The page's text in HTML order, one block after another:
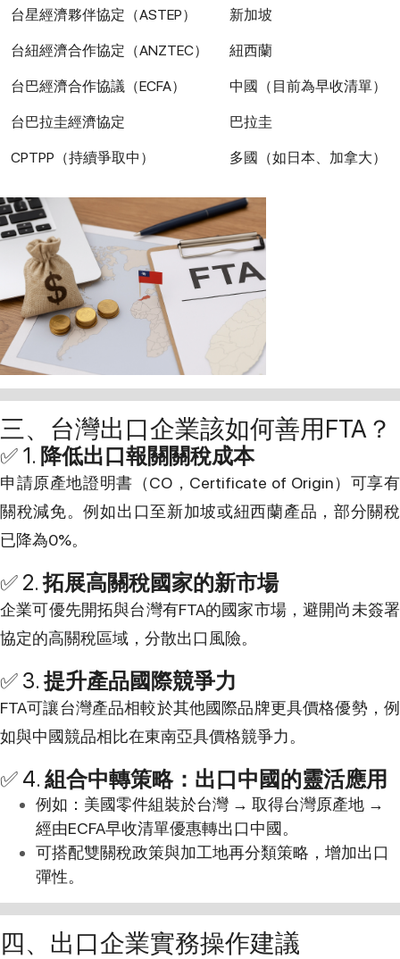
台星經濟夥伴協定（ASTEP） 新加坡
台紐經濟合作協定（ANZTEC） 紐西蘭
台巴經濟合作協議（ECFA） 中國（目前為早收清單）
台巴拉圭經濟協定 巴拉圭
CPTPP（持續爭取中） 多國（如日本、加拿大）
三、台灣出口企業該如何善用FTA？
✅ 1. 降低出口報關關稅成本
申請原產地證明書（CO，Certificate of Origin）可享有
關稅減免。例如出口至新加坡或紐西蘭產品，部分關稅
已降為0%。
✅ 2.拓展高關稅國家的新市場
企業可優先開拓與台灣有FTA的國家市場，避開尚未簽署
協定的高關稅區域，分散出口風險。
✅ 3. 提升產品國際競爭力
FTA可讓台灣產品相較於其他國際品牌更具價格優勢，例
如與中國競品相比在東南亞具價格競爭力。
✅ 4. 組合中轉策略：出口中國的靈活應用
例如：美國零件組裝於台灣 → 取得台灣原產地 →
經由ECFA早收清單優惠轉出口中國。
可搭配雙關稅政策與加工地再分類策略，增加出口
彈性。
四、出口企業實務操作建議